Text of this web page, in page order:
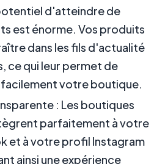
d'atteindre de
est énorme. Vos produits
dans les fils d'actualité
ce qui leur permet de
votre boutique.
: Les boutiques
parfaitement à votre
et à votre profil Instagram
ainsi une expérience